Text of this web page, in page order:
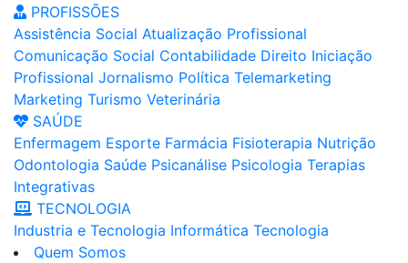
PROFISSÕES
Assistência Social Atualização Profissional
Comunicação Social Contabilidade Direito Iniciação
Profissional Jornalismo Política Telemarketing
Marketing Turismo Veterinária
SAÚDE
Enfermagem Esporte Farmácia Fisioterapia Nutrição
Odontologia Saúde Psicanálise Psicologia Terapias
Integrativas
TECNOLOGIA
Industria e Tecnologia Informática Tecnologia
Quem Somos